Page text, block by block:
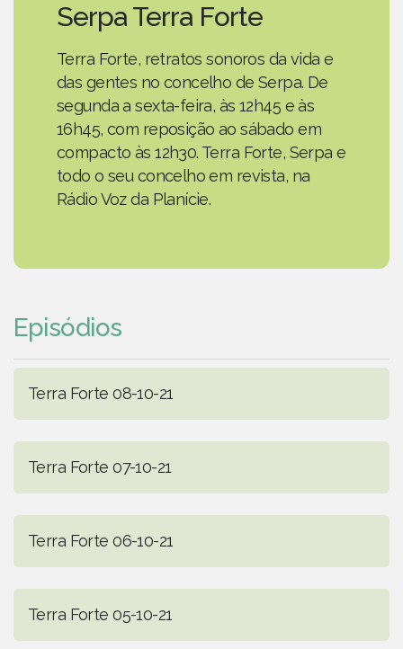
Serpa Terra Forte
Terra Forte, retratos sonoros da vida e
das gentes no concelho de Serpa. De
segunda a sexta-feira, às 12h45 e às
16h45, com reposição ao sábado em
compacto às 12h30. Terra Forte, Serpa e
todo o seu concelho em revista, na
Rádio Voz da Planície.
Episódios
Terra Forte 08-10-21
Terra Forte 07-10-21
Terra Forte 06-10-21
Terra Forte 05-10-21